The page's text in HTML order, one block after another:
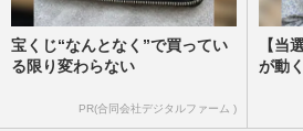
宝くじ“なんとなく”で買ってい
る限り変わらない
PR(合同会社デジタルファーム )
【当
が動